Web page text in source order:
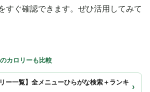
すぐ確認できます。ぜひ活用してみて
カロリーも比較
ー一覧】全メニューひらがな検索＋ランキ
›